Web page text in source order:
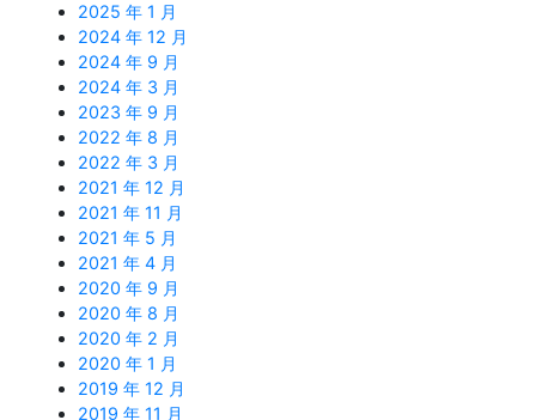
2025 年 1 月
2024 年 12 月
2024 年 9 月
2024 年 3 月
2023 年 9 月
2022 年 8 月
2022 年 3 月
2021 年 12 月
2021 年 11 月
2021 年 5 月
2021 年 4 月
2020 年 9 月
2020 年 8 月
2020 年 2 月
2020 年 1 月
2019 年 12 月
2019 年 11 月